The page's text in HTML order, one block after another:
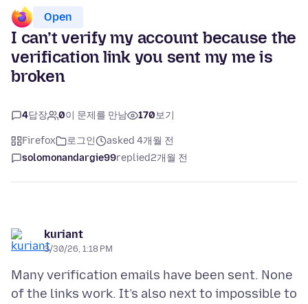
Open
I can’t verify my account because the
verification link you sent my me is
broken
4답장 0이 문제를 만남 170보기
Firefox 로그인
asked 4개월 전
solomonandargie99replied2개월 전
kuriant
3/30/26, 1:18 PM
Many verification emails have been sent. None
of the links work. It’s also next to impossible to